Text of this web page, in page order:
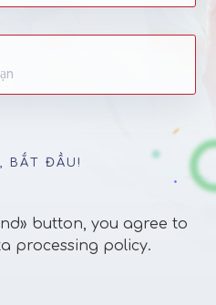
button, you agree to
processing policy.